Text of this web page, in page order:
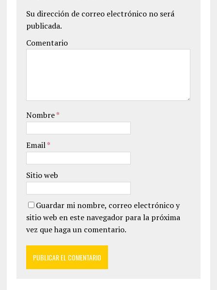
Su dirección de correo electrónico no será
publicada.
Comentario
Nombre*
Email*
Sitio web
Guardar mi nombre, correo electrónico y
sitio web en este navegador para la próxima
vez que haga un comentario.